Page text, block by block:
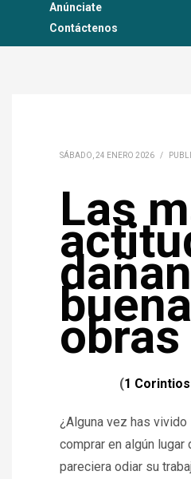
Anúnciate
Contáctenos
SÁBADO, 24 ENERO 2026 /
Las
obras
(1
¿Alguna vez has
comprar en algún
pareciera odiar su